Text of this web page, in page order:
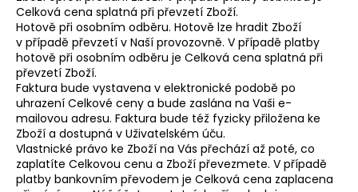
Celková cena splatná při převzetí Zboží.
Hotově při osobním odběru. Hotově lze hradit Zboží
v případě převzetí v Naší provozovně. V případě platby
hotově při osobním odběru je Celková cena splatná při
převzetí Zboží.
Faktura bude vystavena v elektronické podobě po
uhrazení Celkové ceny a bude zaslána na Vaši e-
mailovou adresu. Faktura bude též fyzicky přiložena ke
Zboží a dostupná v Uživatelském úču.
Vlastnické právo ke Zboží na Vás přechází až poté, co
zaplatíte Celkovou cenu a Zboží převezmete. V případě
platby bankovním převodem je Celková cena zaplacena